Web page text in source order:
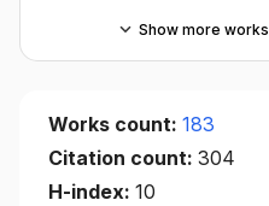
Show more works
Works count: 183
Citation count: 304
H-index: 10